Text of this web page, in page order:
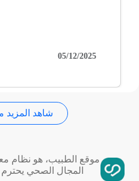
تمدد الأوعية الدموية
05/12/2025
شاهد المزيد
موقع الطبيب، هو نظام
المجال الصحي يحترم